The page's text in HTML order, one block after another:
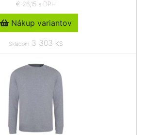
€ 26,15 s DPH
Nákup variantov
Skladom3 303 ks